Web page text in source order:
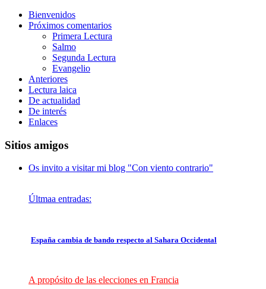
Bienvenidos
Próximos comentarios
Primera Lectura
Salmo
Segunda Lectura
Evangelio
Anteriores
Lectura laica
De actualidad
De interés
Enlaces
Sitios amigos
Os invito a visitar mi blog "Con viento contrario"
Últmaa entradas:
España cambia de bando respecto al Sahara Occidental
A propósito de las elecciones en Francia